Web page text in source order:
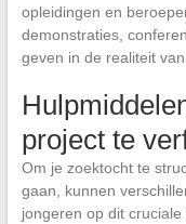
opleidingen en
demonstraties,
geven in de realiteit van
project te
Om je zoektocht te
gaan, kunnen
jongeren op dit